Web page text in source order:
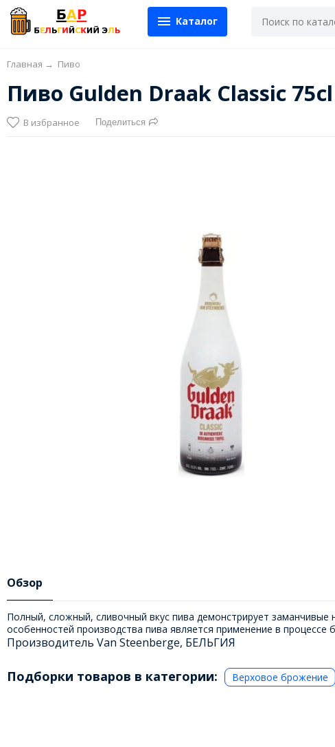
Каталог
Главная → Пиво
Пиво Gulden Draak Classic
В избранное Поделиться
Обзор
Полный, сложный, сливочный вкус пива демонстрирует
особенностей производства пива является применение в
Производитель Van Steenberge, БЕЛЬГИЯ
Подборки товаров в категории: Верховое брожение